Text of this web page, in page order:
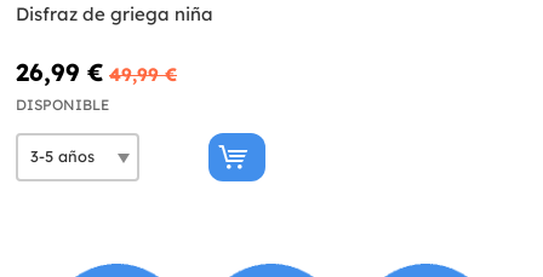
Disfraz de griega niña
26,99 € 49,99 €
DISPONIBLE